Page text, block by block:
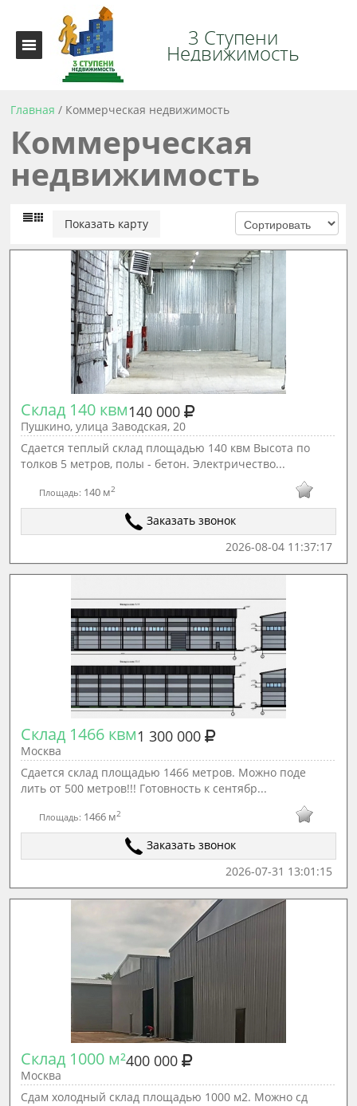
3 Ступени
Недвижимость
Главная / Коммерческая недвижимость
Коммерческая
недвижимость
Показать карту
Склад 140 квм140 000
Пушкино, улица Заводская, 20
Сдается теплый склад площадью 140 квм Высота по
толков 5 метров, полы - бетон. Электричество...
Площадь: 140 м2
Заказать звонок
2026-08-04 11:37:17
Склад 1466 квм1 300 000
Москва
Сдается склад площадью 1466 метров. Можно поде
лить от 500 метров!!! Готовность к сентябр...
Площадь: 1466 м2
Заказать звонок
2026-07-31 13:01:15
Склад 1000 м²400 000
Москва
Сдам холодный склад площадью 1000 м2. Можно сд